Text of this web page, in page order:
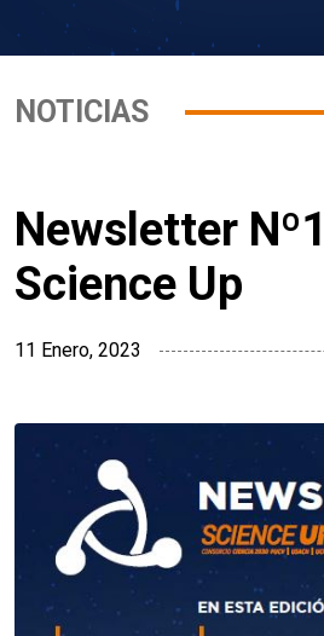
NOTICIAS
Newsletter
Science Up
11 Enero, 2023